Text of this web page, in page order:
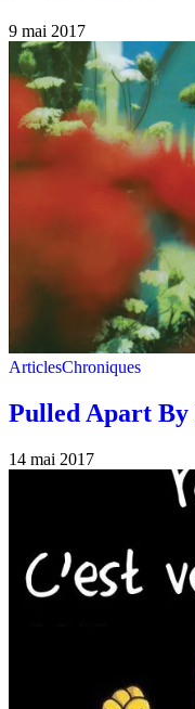
9 mai 2017
ArticlesChroniques
Pulled Apart By
14 mai 2017